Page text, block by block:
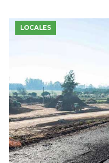
LOCALES